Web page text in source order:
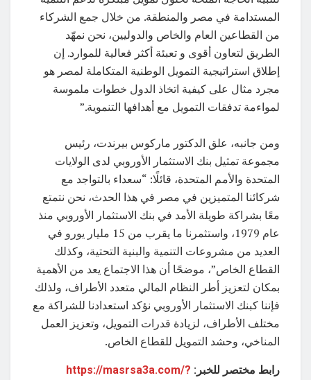
المستدامة في مصر والمنطقة. من خلال جمع الشركاء
من القطاعين العام والخاص والدوليين، نحن نمهّد
الطريق لتعاون أقوى و تعبئة أكثر فعالية للموارد. إن
إطلاق استراتيجية التمويل الوطنية المتكاملة لمصر هو
مجرد مثال على كيفية اتخاذ الدول خطوات ملموسة
لمواءمة تدفقات التمويل مع أهدافها التنموية.”
ومن جانبه، علق الدكتور ماركوس بيرندت، رئيس
مجموعة تمثيل بنك الاستثمار الأوروبي لدى الولايات
المتحدة والأمم المتحدة، قائلًا: “سعداء بالتواجد مع
شركائنا المتميزين في مصر في هذا الحدث، نحن نتمتع
معًا بشراكة طويلة الأمد في بنك الاستثمار الأوروبي منذ
عام 1979، واستثمرنا ما يقرب من 15 مليار يورو في
العديد من مشروعات التنمية والبنية التحتية، وكذلك
القطاع الخاص”، موضحًا أن هذا الاجتماع يعد من الأهمية
بمكان لتعزيز أطر النظام المالي متعدد الأطراف، ولذلك
فإننا كبنك الاستثمار الأوروبي نؤكد استعدادنا للشراكة مع
مختلف الأطراف، لزيادة قدرات التمويل، وتعزيز العمل
المناخي، وحشد التمويل للقطاع الخاص.
رابط مختصر للخبر: https://masrsa3a.com/?